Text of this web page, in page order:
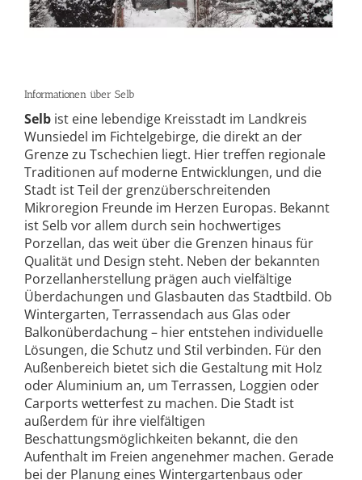
Informationen über Selb
Selb ist eine lebendige Kreisstadt im Landkreis
Wunsiedel im Fichtelgebirge, die direkt an der
Grenze zu Tschechien liegt. Hier treffen regionale
Traditionen auf moderne Entwicklungen, und die
Stadt ist Teil der grenzüberschreitenden
Mikroregion Freunde im Herzen Europas. Bekannt
ist Selb vor allem durch sein hochwertiges
Porzellan, das weit über die Grenzen hinaus für
Qualität und Design steht. Neben der bekannten
Porzellanherstellung prägen auch vielfältige
Überdachungen und Glasbauten das Stadtbild. Ob
Wintergarten, Terrassendach aus Glas oder
Balkonüberdachung – hier entstehen individuelle
Lösungen, die Schutz und Stil verbinden. Für den
Außenbereich bietet sich die Gestaltung mit Holz
oder Aluminium an, um Terrassen, Loggien oder
Carports wetterfest zu machen. Die Stadt ist
außerdem für ihre vielfältigen
Beschattungsmöglichkeiten bekannt, die den
Aufenthalt im Freien angenehmer machen. Gerade
bei der Planung eines Wintergartenbaus oder